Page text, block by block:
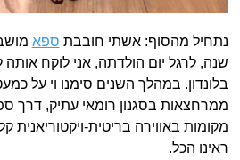
נתחיל מהסוף: אשתי חובבת ספא
שנה, לרגל יום הולדתה, אני לוקח
בלונדון. במהלך השנים סימנו וי על
ממרחצאות בסגנון רומאי עתיק, דרך
מקומות באווירה בריטית-
ראינו הכל.